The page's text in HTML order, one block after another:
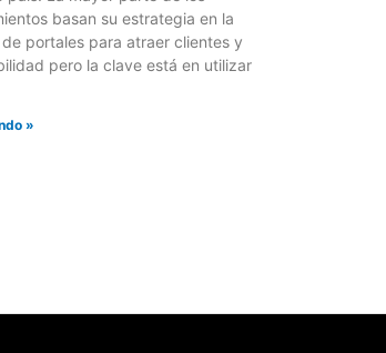
basan su estrategia en la
portales para atraer clientes y
pero la clave está en utilizar
»